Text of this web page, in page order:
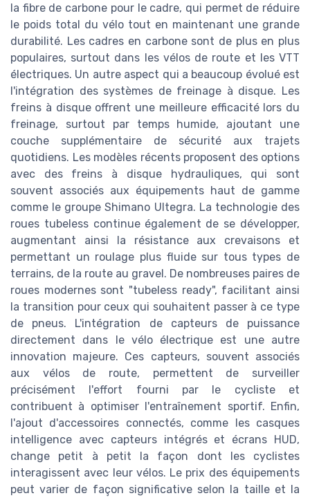
la fibre de carbone pour le cadre, qui permet de réduire
le poids total du vélo tout en maintenant une grande
durabilité. Les cadres en carbone sont de plus en plus
populaires, surtout dans les vélos de route et les VTT
électriques. Un autre aspect qui a beaucoup évolué est
l'intégration des systèmes de freinage à disque. Les
freins à disque offrent une meilleure efficacité lors du
freinage, surtout par temps humide, ajoutant une
couche supplémentaire de sécurité aux trajets
quotidiens. Les modèles récents proposent des options
avec des freins à disque hydrauliques, qui sont
souvent associés aux équipements haut de gamme
comme le groupe Shimano Ultegra. La technologie des
roues tubeless continue également de se développer,
augmentant ainsi la résistance aux crevaisons et
permettant un roulage plus fluide sur tous types de
terrains, de la route au gravel. De nombreuses paires de
roues modernes sont "tubeless ready", facilitant ainsi
la transition pour ceux qui souhaitent passer à ce type
de pneus. L'intégration de capteurs de puissance
directement dans le vélo électrique est une autre
innovation majeure. Ces capteurs, souvent associés
aux vélos de route, permettent de surveiller
précisément l'effort fourni par le cycliste et
contribuent à optimiser l'entraînement sportif. Enfin,
l'ajout d'accessoires connectés, comme les casques
intelligence avec capteurs intégrés et écrans HUD,
change petit à petit la façon dont les cyclistes
interagissent avec leur vélos. Le prix des équipements
peut varier de façon significative selon la taille et la